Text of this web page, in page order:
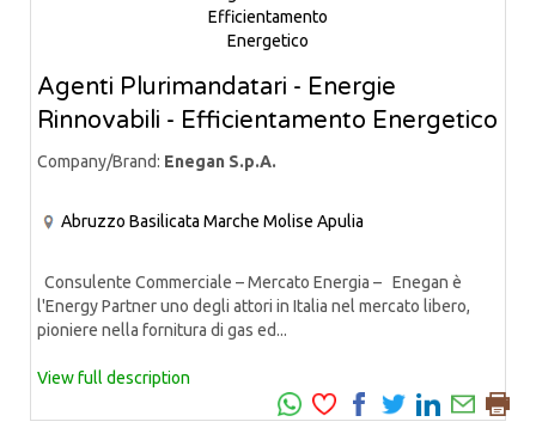
Agenti Plurimandatari - Energie
Rinnovabili - Efficientamento Energetico
Company/Brand: Enegan S.p.A.
Abruzzo Basilicata Marche Molise Apulia
Consulente Commerciale – Mercato Energia – Enegan è
l'Energy Partner uno degli attori in Italia nel mercato libero,
pioniere nella fornitura di gas ed...
View full description